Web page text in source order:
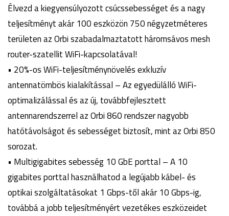
Élvezd a kiegyensúlyozott csúcssebességet és a nagy
teljesítményt akár 100 eszközön 750 négyzetméteres
területen az Orbi szabadalmaztatott háromsávos mesh
router-szatellit WiFi-kapcsolatával!
• 20%-os WiFi-teljesítménynövelés exkluzív
antennatömbös kialakítással – Az egyedülálló WiFi-
optimalizálással és az új, továbbfejlesztett
antennarendszerrel az Orbi 860 rendszer nagyobb
hatótávolságot és sebességet biztosít, mint az Orbi 850
sorozat.
• Multigigabites sebesség 10 GbE porttal – A 10
gigabites porttal használhatod a legújabb kábel- és
optikai szolgáltatásokat 1 Gbps-től akár 10 Gbps-ig,
továbbá a jobb teljesítményért vezetékes eszközeidet